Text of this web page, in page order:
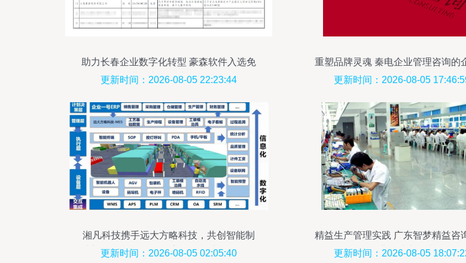
助力长春企业数字化转型 豪森软件入选免
费诊断服务商名单
更新时间：2026-08-05 22:23:44
重塑品牌灵魂 秦电企业管理咨询的
象设计之道
更新时间：2026-08-05
湘凡科技携手远大方略科技，共创智能制
造新局面 精益柔性数字化工厂驻厂咨询项
更新时间：2026-08-05 02:05:40
精益生产管理实践 广东智梦精益咨
企业提升竞争力
更新时间：2026-08-05